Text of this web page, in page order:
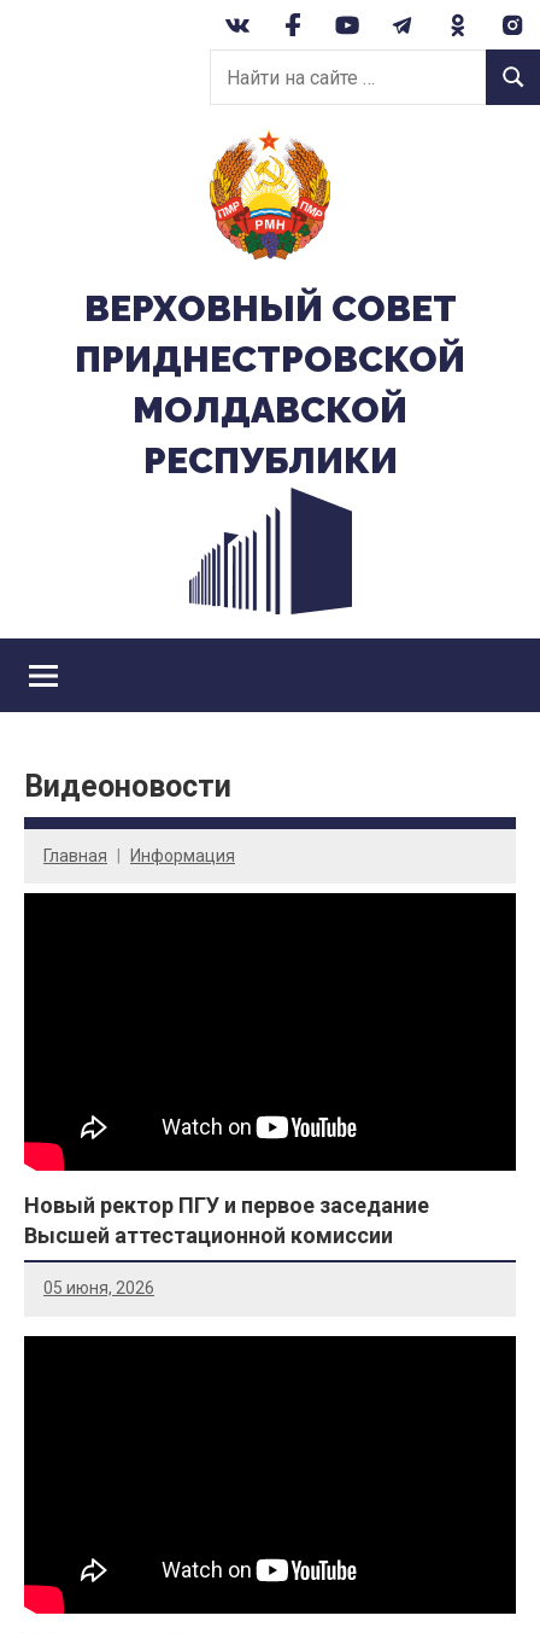
Найти
на
сайте:
ВЕРХОВНЫЙ CОВЕТ
ПРИДНЕСТРОВСКОЙ
МОЛДАВСКОЙ
РЕСПУБЛИКИ
Видеоновости
Главная Информация
Новый ректор ПГУ и первое заседание
Высшей аттестационной комиссии
05 июня, 2026